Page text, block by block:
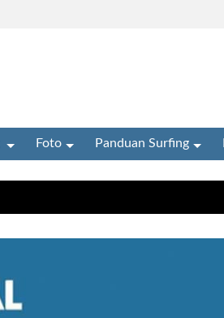
Foto Panduan Surfing